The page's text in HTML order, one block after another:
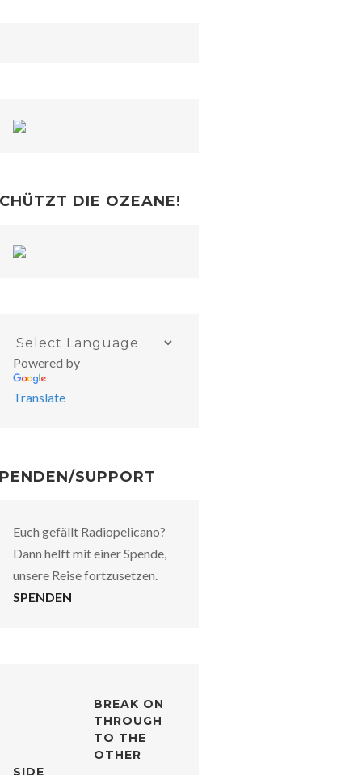
DIE OZEANE!
Powered by
Translate
SUPPORT
Euch gefällt Radiopelicano?
Dann helft mit einer Spende,
unsere Reise fortzusetzen.
SPENDEN
BREAK ON
THROUGH
TO THE
OTHER
SIDE